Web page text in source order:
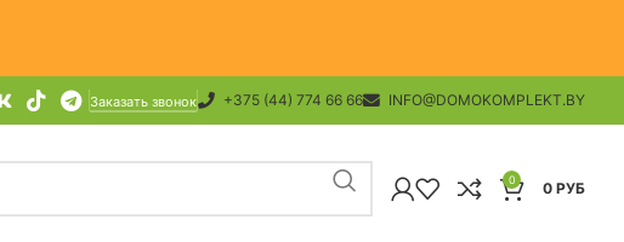
Заказать звонок +375 (44) 774 66 66 INFO@DOMOKOMPLEKT.BY
0 0 РУБ